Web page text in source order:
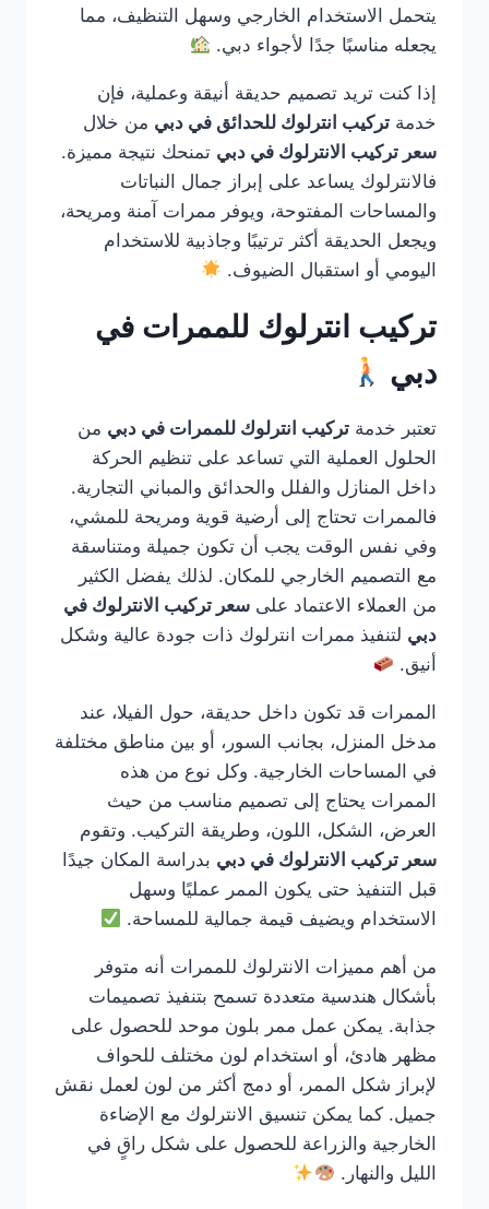
يتحمل الاستخدام الخارجي وسهل التنظيف، مما
يجعله مناسبًا جدًا لأجواء دبي.
إذا كنت تريد تصميم حديقة أنيقة وعملية، فإن
خدمة تركيب انترلوك للحدائق في دبي من خلال
سعر تركيب الانترلوك في دبي تمنحك نتيجة مميزة.
فالانترلوك يساعد على إبراز جمال النباتات
والمساحات المفتوحة، ويوفر ممرات آمنة ومريحة،
ويجعل الحديقة أكثر ترتيبًا وجاذبية للاستخدام
اليومي أو استقبال الضيوف.
تركيب انترلوك للممرات في
دبي
تعتبر خدمة تركيب انترلوك للممرات في دبي من
الحلول العملية التي تساعد على تنظيم الحركة
داخل المنازل والفلل والحدائق والمباني التجارية.
فالممرات تحتاج إلى أرضية قوية ومريحة للمشي،
وفي نفس الوقت يجب أن تكون جميلة ومتناسقة
مع التصميم الخارجي للمكان. لذلك يفضل الكثير
من العملاء الاعتماد على سعر تركيب الانترلوك في
دبي لتنفيذ ممرات انترلوك ذات جودة عالية وشكل
أنيق.
الممرات قد تكون داخل حديقة، حول الفيلا، عند
مدخل المنزل، بجانب السور، أو بين مناطق مختلفة
في المساحات الخارجية. وكل نوع من هذه
الممرات يحتاج إلى تصميم مناسب من حيث
العرض، الشكل، اللون، وطريقة التركيب. وتقوم
سعر تركيب الانترلوك في دبي بدراسة المكان جيدًا
قبل التنفيذ حتى يكون الممر عمليًا وسهل
الاستخدام ويضيف قيمة جمالية للمساحة.
من أهم مميزات الانترلوك للممرات أنه متوفر
بأشكال هندسية متعددة تسمح بتنفيذ تصميمات
جذابة. يمكن عمل ممر بلون موحد للحصول على
مظهر هادئ، أو استخدام لون مختلف للحواف
لإبراز شكل الممر، أو دمج أكثر من لون لعمل نقش
جميل. كما يمكن تنسيق الانترلوك مع الإضاءة
الخارجية والزراعة للحصول على شكل راقٍ في
الليل والنهار.